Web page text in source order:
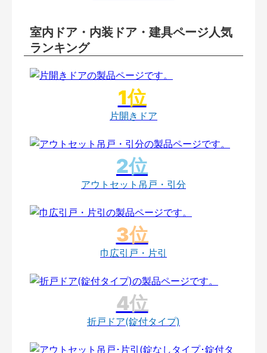
室内ドア・内装ドア・建具ページ人気
ランキング
片開きドア
アウトセット吊戸・引分
巾広引戸・片引
折戸ドア(錠付タイプ)